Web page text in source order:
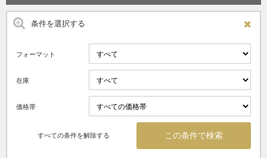
条件を選択する
フォーマット
在庫
価格帯
すべての条件を解除する